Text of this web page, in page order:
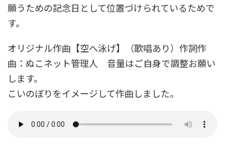
願うための記念日として位置づけられているためで
す。
オリジナル作曲【空へ泳げ】（歌唱あり）作詞作
曲：ぬこネット管理人 音量はご自身で調整お願い
します。
こいのぼりをイメージして作曲しました。